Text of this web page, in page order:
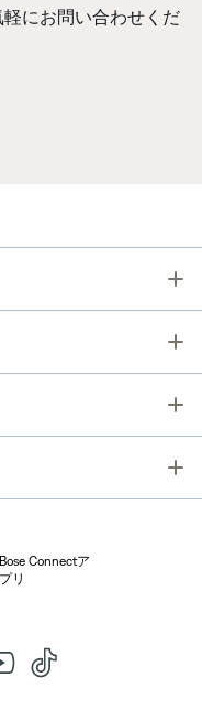
にお問い合わせくだ
Bose Connectア
プリ